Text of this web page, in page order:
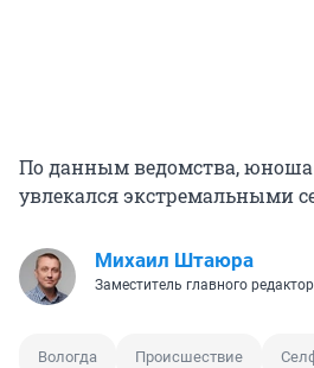
По данным ведомства, юноша
увлекался экстремальными
Михаил Штаюра
Заместитель главного
Вологда Происшествие